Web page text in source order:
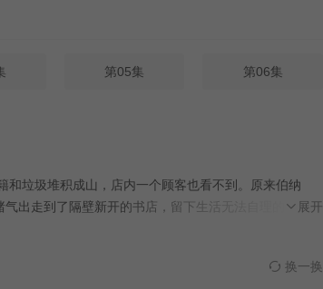
第05集 第06集
和垃圾堆积成山，店内一个顾客也看不到。原来伯纳
出走到了隔壁新开的书店，留下生活无法自理的伯纳与
展开
换一换